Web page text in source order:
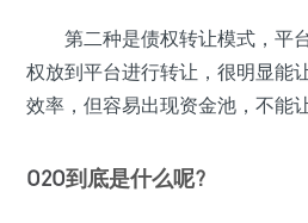
第二种是债权转让模式，平
权放到平台进行转让，很明显能
效率，但容易出现资金池，不能
O2O到底是什么呢?